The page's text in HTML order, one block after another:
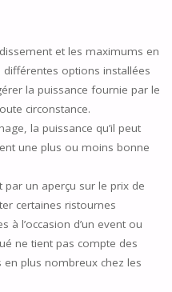
et les maximums en
différentes options installées
la puissance fournie par le
circonstance.
la puissance qu’il peut
une plus ou moins bonne
un aperçu sur le prix de
certaines ristournes
à l’occasion d’un event ou
ne tient pas compte des
en plus nombreux chez les